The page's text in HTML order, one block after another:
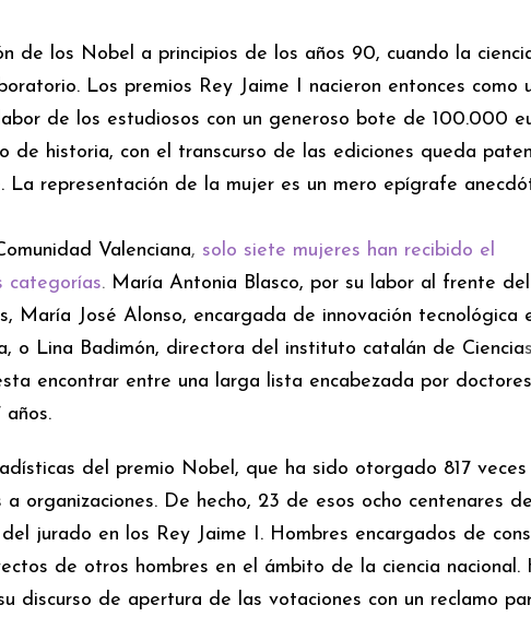
de los Nobel a principios de los años 90, cuando la
Los premios Rey Jaime I nacieron entonces como
de los estudiosos con un generoso bote de 100.000
de historia, con el transcurso de las ediciones queda
La representación de la mujer es un mero epígrafe
Valenciana, solo siete mujeres han recibido el
categorías. María Antonia Blasco, por su labor al frente
María José Alonso, encargada de innovación tecnológica
o Lina Badimón, directora del instituto catalán de Ciencias
encontrar entre una larga lista encabezada por
del premio Nobel, que ha sido otorgado 817 veces
organizaciones. De hecho, 23 de esos ocho centenares de
jurado en los Rey Jaime I. Hombres encargados de
de otros hombres en el ámbito de la ciencia nacional.
discurso de apertura de las votaciones con un reclamo